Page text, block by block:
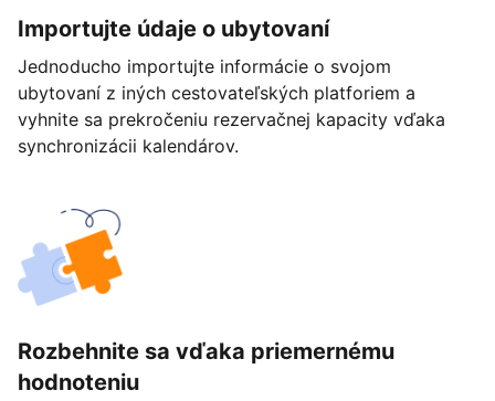
Importujte údaje o ubytovaní
Jednoducho importujte informácie o svojom
ubytovaní z iných cestovateľských platforiem a
vyhnite sa prekročeniu rezervačnej kapacity vďaka
synchronizácii kalendárov.
Rozbehnite sa vďaka priemernému
hodnoteniu